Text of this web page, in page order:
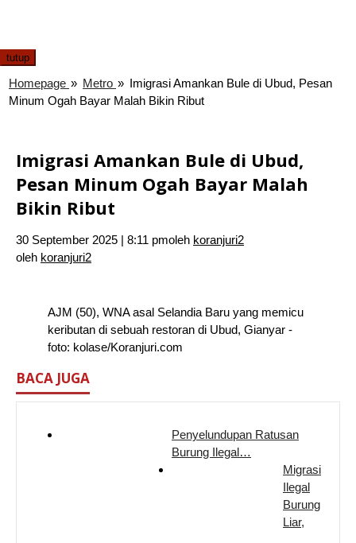
tutup
Homepage » Metro » Imigrasi Amankan Bule di Ubud, Pesan
Minum Ogah Bayar Malah Bikin Ribut
Imigrasi Amankan Bule di Ubud,
Pesan Minum Ogah Bayar Malah
Bikin Ribut
30 September 2025 | 8:11 pmoleh koranjuri2
oleh koranjuri2
AJM (50), WNA asal Selandia Baru yang memicu
keributan di sebuah restoran di Ubud, Gianyar -
foto: kolase/Koranjuri.com
BACA JUGA
Penyelundupan Ratusan
Burung Ilegal…
Migrasi
Ilegal
Burung
Liar,